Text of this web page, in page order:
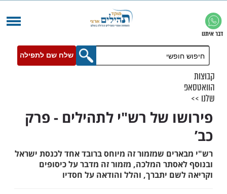
שלח שם לתפילה
של רש"י לתהילים - פרק